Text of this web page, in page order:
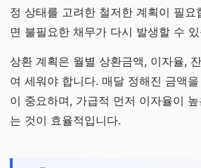
정 상태를 고려한 철저한 계획이 필요
면 불필요한 채무가 다시 발생할 수
상환 계획은 월별 상환금액, 이자율,
여 세워야 합니다. 매달 정해진 금액
이 중요하며, 가급적 먼저 이자율이
는 것이 효율적입니다.